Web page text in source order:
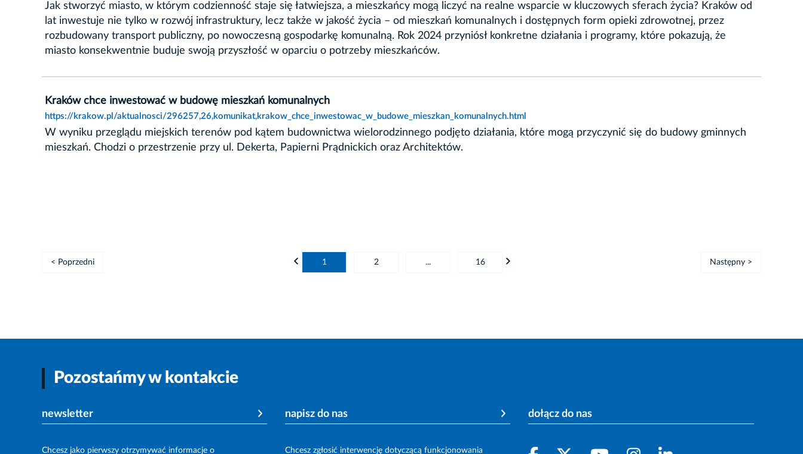
Jak stworzyć miasto, w którym codzienność staje się łatwiejsza, a mieszkańcy mogą liczyć na realne wsparcie w kluczowych sferach życia? Kraków od
lat inwestuje nie tylko w rozwój infrastruktury, lecz także w jakość życia – od mieszkań komunalnych i dostępnych form opieki zdrowotnej, przez
rozbudowany transport publiczny, po nowoczesną gospodarkę komunalną. Rok 2024 przyniósł konkretne działania i programy, które pokazują, że
miasto konsekwentnie buduje swoją przyszłość w oparciu o potrzeby mieszkańców.
Kraków chce inwestować w budowę mieszkań komunalnych
https://krakow.pl/aktualnosci/296257,26,komunikat,krakow_chce_inwestowac_w_budowe_mieszkan_komunalnych.html
W wyniku przeglądu miejskich terenów pod kątem budownictwa wielorodzinnego podjęto działania, które mogą przyczynić się do budowy gminnych
mieszkań. Chodzi o przestrzenie przy ul. Dekerta, Papierni Prądnickich oraz Architektów.
< Poprzedni 1 2 ... 16 Następny >
Pozostańmy w kontakcie
newsletter
Chcesz jako pierwszy otrzymywać informacje o
napisz do nas
Chcesz zgłosić interwencję dotyczącą funkcjonowania
dołącz do nas